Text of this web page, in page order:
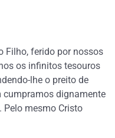
Filho, ferido por nossos
os infinitos tesouros
lhe o preito de
cumpramos dignamente
Pelo mesmo Cristo